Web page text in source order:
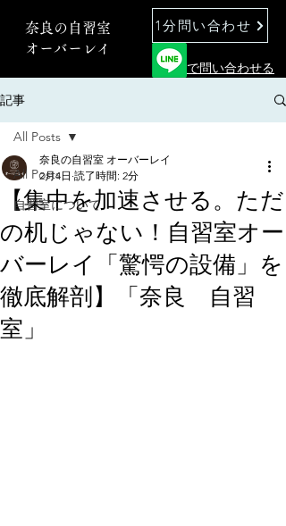
奈良の自習室
オーバーレイ
1分問い合わせ
で問い合わせる
記事
All Posts
自習室について
All Posts
【集中を加速させる。ただ
の机じゃない！自習室オー
バーレイ「驚愕の設備」を
徹底解剖】「奈良 自習
室」
奈良の自習室 オーバーレイ
2月4日 読了時間: 2分